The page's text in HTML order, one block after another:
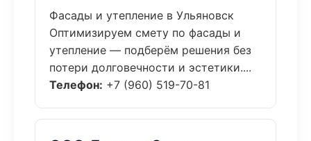
Фасады и утепление в Ульяновск
Оптимизируем смету по фасады и
утепление — подберём решения без
потери долговечности и эстетики....
Телефон: +7 (960) 519-70-81